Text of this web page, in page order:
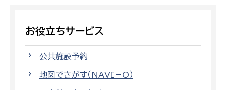
お役立ちサービス
公共施設予約
地図でさがす（NAVI－O）